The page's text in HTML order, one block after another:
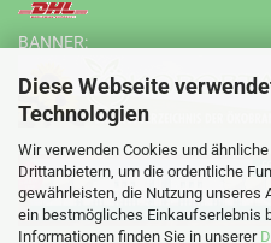
Diese Webseite
Technologien
Wir verwenden Cookies und
Drittanbietern, um die ordentliche
gewährleisten, die Nutzung unseres
ein bestmögliches Einkaufserlebnis
Informationen finden Sie in unserer
BANNER: